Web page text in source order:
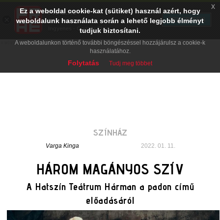
SZÍNHÁZ
Varga Kinga 2022. 01. 11.
HÁROM MAGÁNYOS SZÍV
A Hatszín Teátrum Hárman a padon című
előadásáról
Ez a weboldal cookie-kat (sütiket) használ azért, hogy
weboldalunk használata során a lehető legjobb élményt
tudjuk biztosítani.
A weboldalunkon történő további böngészéssel hozzájárulsz a cookie-k
használatához.
Folytatás Tudj meg többet
x
PRAE.HU
Digital Evolution
Ingyenes - Google Play
TELEPÍTÉS